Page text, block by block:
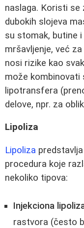
naslaga. Koristi se
dubokih slojeva
su stomak, butine
mršavljenje, već
nosi rizike kao
može kombinovati
lipotransfera
delove, npr. za
Lipoliza
Lipoliza
procedura koje
nekoliko tipova:
Injekciona
rastvora (često